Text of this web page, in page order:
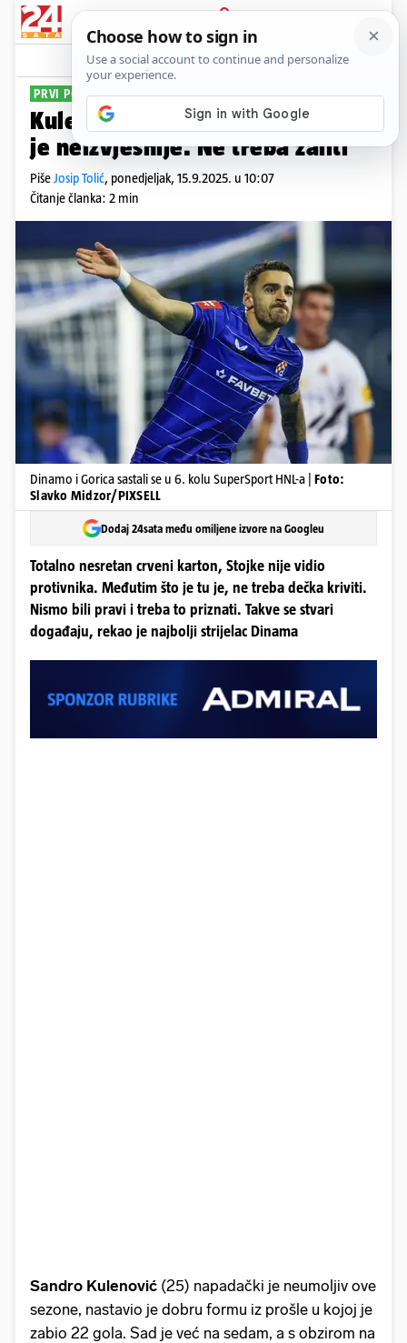
PRIJAVA
Sport Komentari
PRVI PORAZ U SEZONI
Kulenović: Liga napreduje i sve
je neizvjesnije. Ne treba žaliti
PišeJosip Tolić, ponedjeljak, 15.9.2025. u 10:07
Čitanje članka: 2 min
Dinamo i Gorica sastali se u 6. kolu SuperSport HNL-a | Foto:
Slavko Midzor/PIXSELL
Dodaj 24sata među omiljene izvore na Googleu
Totalno nesretan crveni karton, Stojke nije vidio
protivnika. Međutim što je tu je, ne treba dečka kriviti.
Nismo bili pravi i treba to priznati. Takve se stvari
događaju, rekao je najbolji strijelac Dinama
Sandro Kulenović (25) napadački je neumoljiv ove
sezone, nastavio je dobru formu iz prošle u kojoj je
zabio 22 gola. Sad je već na sedam, a s obzirom na